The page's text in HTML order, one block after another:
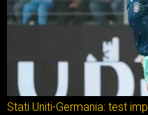
Stati Uniti-Germania: test